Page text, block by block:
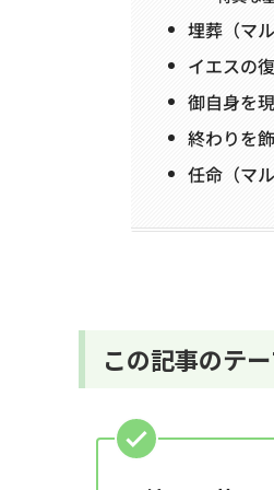
埋葬（マ
イエスの
御自身を
終わりを
任命（マ
この記事のテ